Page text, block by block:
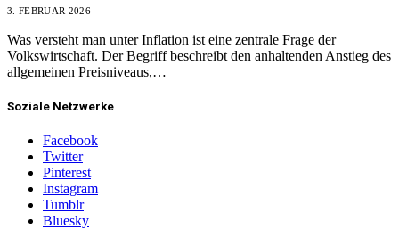
3. FEBRUAR 2026
Was versteht man unter Inflation ist eine zentrale Frage der
Volkswirtschaft. Der Begriff beschreibt den anhaltenden Anstieg des
allgemeinen Preisniveaus,…
Soziale Netzwerke
Facebook
Twitter
Pinterest
Instagram
Tumblr
Bluesky